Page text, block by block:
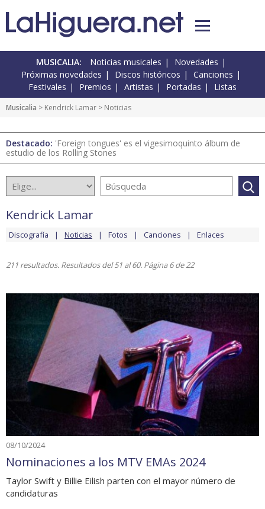
MUSICALIA: Noticias musicales
Novedades
Próximas novedades
Discos históricos
Canciones
Festivales
Premios Artistas Portadas Listas
Musicalia > Kendrick Lamar > Noticias
Destacado: 'Foreign tongues' es el vigesimoquinto álbum de
estudio de los Rolling Stones
Kendrick Lamar
Discografía Noticias Fotos Canciones Enlaces
211 resultados. Resultados del 51 al 60. Página 6 de 22
08/10/2024
Nominaciones a los MTV EMAs 2024
Taylor Swift y Billie Eilish parten con el mayor número de
candidaturas